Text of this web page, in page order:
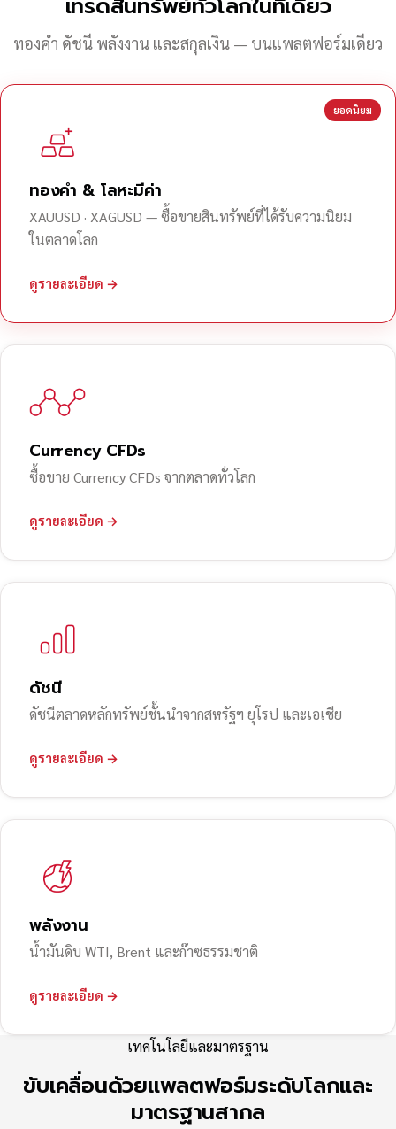
ทองคำ ดัชนี พลังงาน และสกุลเงิน — บนแพลตฟอร์มเดียว
ยอดนิยม
ทองคำ & โลหะมีค่า
XAUUSD · XAGUSD — ซื้อขายสินทรัพย์ที่ได้รับความนิยม
ในตลาดโลก
ดูรายละเอียด →
Currency CFDs
ซื้อขาย Currency CFDs จากตลาดทั่วโลก
ดูรายละเอียด →
ดัชนี
ดัชนีตลาดหลักทรัพย์ชั้นนำจากสหรัฐฯ ยุโรป และเอเชีย
ดูรายละเอียด →
พลังงาน
น้ำมันดิบ WTI, Brent และก๊าซธรรมชาติ
ดูรายละเอียด →
เทคโนโลยีและมาตรฐาน
ขับเคลื่อนด้วยแพลตฟอร์มระดับโลกและ
มาตรฐานสากล